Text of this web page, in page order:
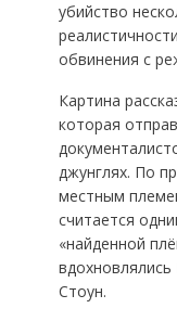
убийство
обвинения с
Картина
которая
джунглях. По
местным
считается
«найденной
Стоун.